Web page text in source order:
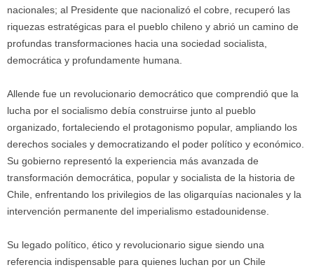
nacionales; al Presidente que nacionalizó el cobre, recuperó las
riquezas estratégicas para el pueblo chileno y abrió un camino de
profundas transformaciones hacia una sociedad socialista,
democrática y profundamente humana.
Allende fue un revolucionario democrático que comprendió que la
lucha por el socialismo debía construirse junto al pueblo
organizado, fortaleciendo el protagonismo popular, ampliando los
derechos sociales y democratizando el poder político y económico.
Su gobierno representó la experiencia más avanzada de
transformación democrática, popular y socialista de la historia de
Chile, enfrentando los privilegios de las oligarquías nacionales y la
intervención permanente del imperialismo estadounidense.
Su legado político, ético y revolucionario sigue siendo una
referencia indispensable para quienes luchan por un Chile